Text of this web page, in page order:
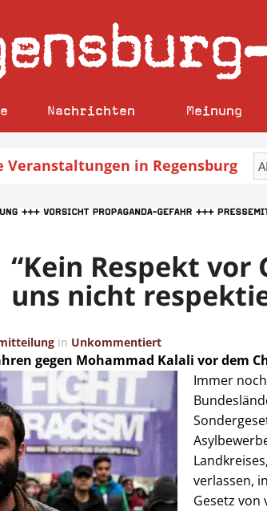
Nachrichten Meinung
Veranstaltungen in Regensburg
“Kein Respekt vor
uns nicht
in Unkommentiert
gegen Mohammad Kalali vor dem
Immer
verlassen,
Gesetz von